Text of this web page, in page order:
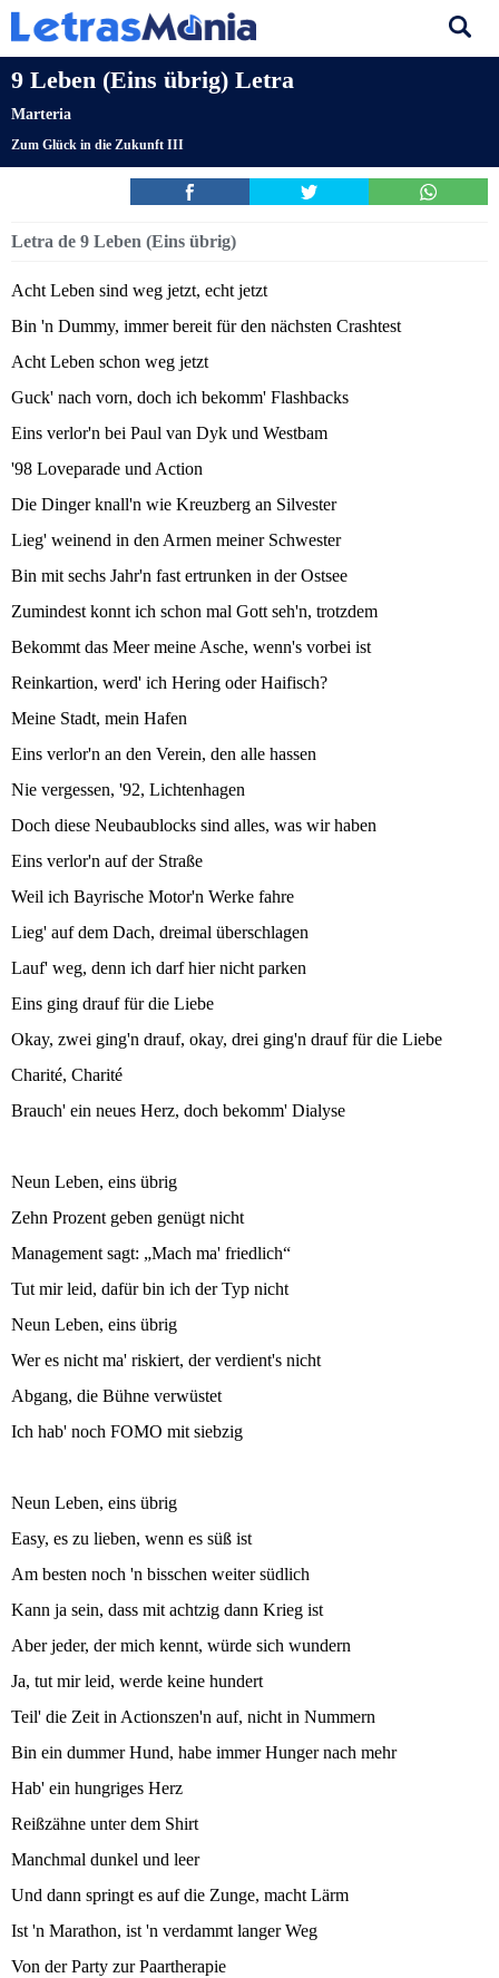
9 Leben (Eins übrig) Letra
Marteria
Zum Glück in die Zukunft III
Letra de 9 Leben (Eins übrig)
Acht Leben sind weg jetzt, echt jetzt
Bin 'n Dummy, immer bereit für den nächsten Crashtest
Acht Leben schon weg jetzt
Guck' nach vorn, doch ich bekomm' Flashbacks
Eins verlor'n bei Paul van Dyk und Westbam
'98 Loveparade und Action
Die Dinger knall'n wie Kreuzberg an Silvester
Lieg' weinend in den Armen meiner Schwester
Bin mit sechs Jahr'n fast ertrunken in der Ostsee
Zumindest konnt ich schon mal Gott seh'n, trotzdem
Bekommt das Meer meine Asche, wenn's vorbei ist
Reinkartion, werd' ich Hering oder Haifisch?
Meine Stadt, mein Hafen
Eins verlor'n an den Verein, den alle hassen
Nie vergessen, '92, Lichtenhagen
Doch diese Neubaublocks sind alles, was wir haben
Eins verlor'n auf der Straße
Weil ich Bayrische Motor'n Werke fahre
Lieg' auf dem Dach, dreimal überschlagen
Lauf' weg, denn ich darf hier nicht parken
Eins ging drauf für die Liebe
Okay, zwei ging'n drauf, okay, drei ging'n drauf für die Liebe
Charité, Charité
Brauch' ein neues Herz, doch bekomm' Dialyse
Neun Leben, eins übrig
Zehn Prozent geben genügt nicht
Management sagt: „Mach ma' friedlich“
Tut mir leid, dafür bin ich der Typ nicht
Neun Leben, eins übrig
Wer es nicht ma' riskiert, der verdient's nicht
Abgang, die Bühne verwüstet
Ich hab' noch FOMO mit siebzig
Neun Leben, eins übrig
Easy, es zu lieben, wenn es süß ist
Am besten noch 'n bisschen weiter südlich
Kann ja sein, dass mit achtzig dann Krieg ist
Aber jeder, der mich kennt, würde sich wundern
Ja, tut mir leid, werde keine hundert
Teil' die Zeit in Actionszen'n auf, nicht in Nummern
Bin ein dummer Hund, habe immer Hunger nach mehr
Hab' ein hungriges Herz
Reißzähne unter dem Shirt
Manchmal dunkel und leer
Und dann springt es auf die Zunge, macht Lärm
Ist 'n Marathon, ist 'n verdammt langer Weg
Von der Party zur Paartherapie